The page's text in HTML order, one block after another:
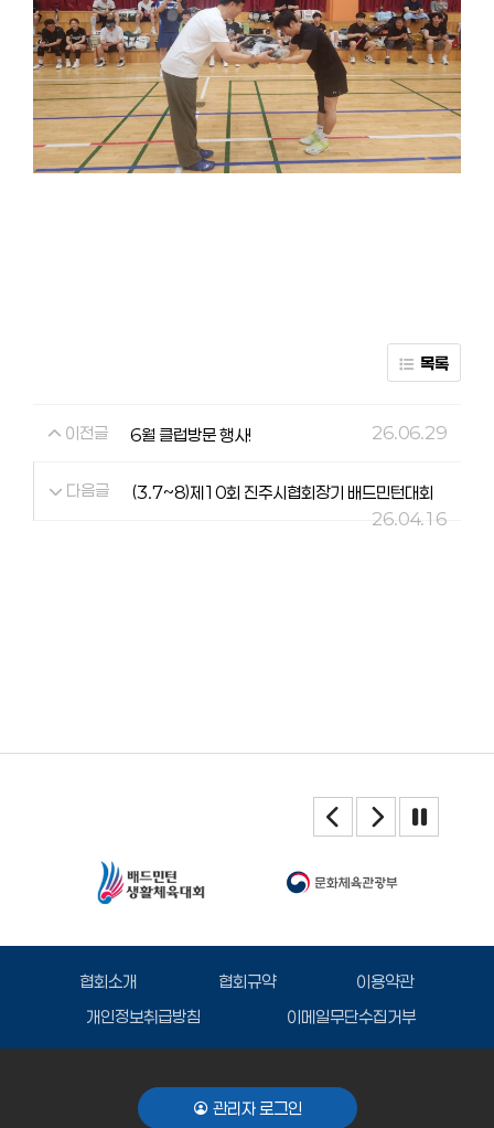
목록
이전글 6월 클럽방문 행사! 26.06.29
다음글
(3.7~8)제10회 진주시협회장기 배드민턴대회
26.04.16
협회소개 협회규약
이용약관
개인정보취급방침
이메일무단수집거부
관리자 로그인